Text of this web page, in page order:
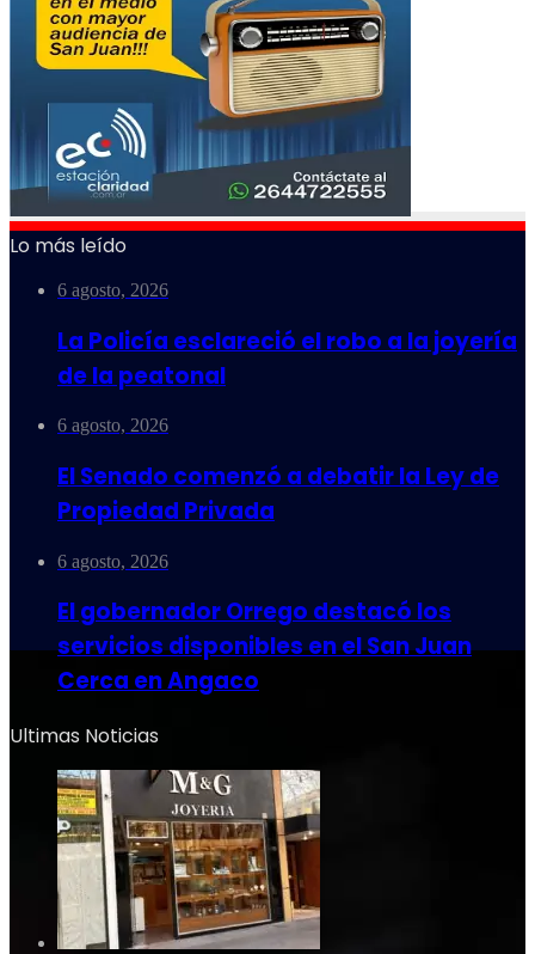
Lo más leído
6 agosto, 2026
La Policía esclareció el robo a la joyería
de la peatonal
6 agosto, 2026
El Senado comenzó a debatir la Ley de
Propiedad Privada
6 agosto, 2026
El gobernador Orrego destacó los
servicios disponibles en el San Juan
Cerca en Angaco
Ultimas Noticias